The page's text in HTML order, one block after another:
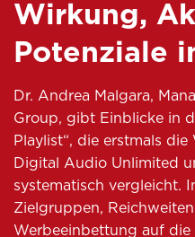
Wirkung,
Potenziale
Dr. Andrea Malgara,
Group, gibt Einblicke in
Playlist“, die erstmals
Digital Audio Unlimited
systematisch vergleicht.
Zielgruppen,
Werbeeinbettung auf die